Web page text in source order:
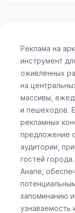
Реклама на
инструмент
оживлённых
на
массивы,
и пешеходов.
рекламных
предложение
аудитории,
гостей
Анапе,
запоминанию
узнаваемость